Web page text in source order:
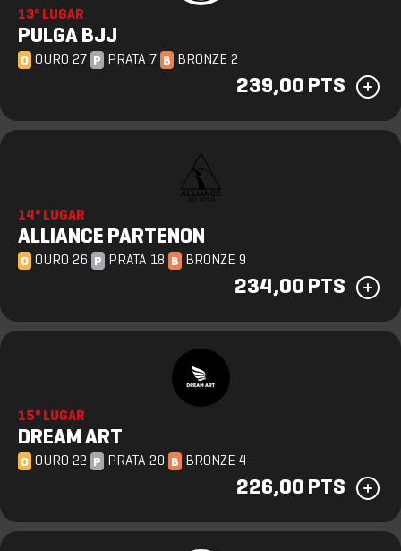
13º LUGAR
PULGA BJJ
O OURO 27 P PRATA 7 B BRONZE 2
239,00 PTS
14º LUGAR
ALLIANCE PARTENON
O OURO 26 P PRATA 18 B BRONZE 9
234,00 PTS
15º LUGAR
DREAM ART
O OURO 22 P PRATA 20 B BRONZE 4
226,00 PTS